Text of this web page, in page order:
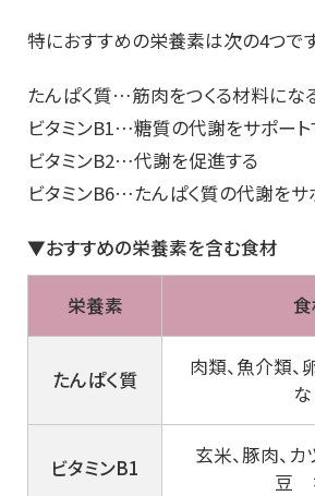
特におすすめの栄養素は次の4つです
たんぱく質…筋肉をつくる材料にな
ビタミンB1…糖質の代謝をサポート
ビタミンB2…代謝を促進する
ビタミンB6…たんぱく質の代謝をサ
▼おすすめの栄養素を含む食材
栄養素
たんぱく質
肉類、魚介類、
ビタミンB1
玄米、豚肉、カ
豆